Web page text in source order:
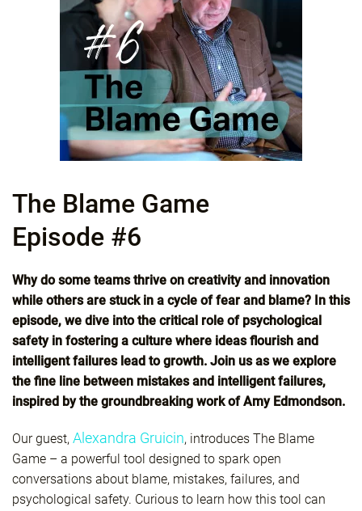
The Blame Game
Episode #6
Why do some teams thrive on creativity and innovation
while others are stuck in a cycle of fear and blame? In this
episode, we dive into the critical role of psychological
safety in fostering a culture where ideas flourish and
intelligent failures lead to growth. Join us as we explore
the fine line between mistakes and intelligent failures,
inspired by the groundbreaking work of Amy Edmondson.
Our guest, Alexandra Gruicin, introduces The Blame
Game – a powerful tool designed to spark open
conversations about blame, mistakes, failures, and
psychological safety. Curious to learn how this tool can